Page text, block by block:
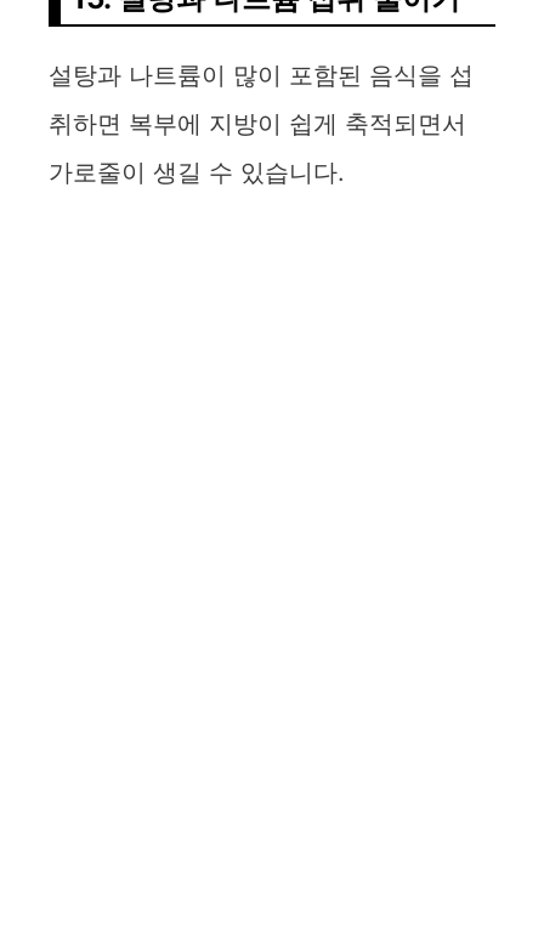
설탕과 나트륨이 많이 포함된 음식을 섭
취하면 복부에 지방이 쉽게 축적되면서
가로줄이 생길 수 있습니다.